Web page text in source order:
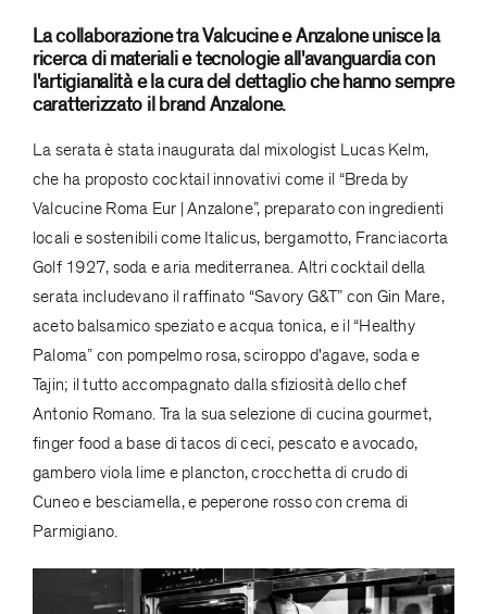
La collaborazione tra Valcucine e Anzalone unisce la
ricerca di materiali e tecnologie all'avanguardia con
l'artigianalità e la cura del dettaglio che hanno sempre
caratterizzato il brand Anzalone.
La serata è stata inaugurata dal mixologist Lucas Kelm,
che ha proposto cocktail innovativi come il “Breda by
Valcucine Roma Eur | Anzalone”, preparato con ingredienti
locali e sostenibili come Italicus, bergamotto, Franciacorta
Golf 1927, soda e aria mediterranea. Altri cocktail della
serata includevano il raffinato “Savory G&T” con Gin Mare,
aceto balsamico speziato e acqua tonica, e il “Healthy
Paloma” con pompelmo rosa, sciroppo d'agave, soda e
Tajin; il tutto accompagnato dalla sfiziosità dello chef
Antonio Romano. Tra la sua selezione di cucina gourmet,
finger food a base di tacos di ceci, pescato e avocado,
gambero viola lime e plancton, crocchetta di crudo di
Cuneo e besciamella, e peperone rosso con crema di
Parmigiano.